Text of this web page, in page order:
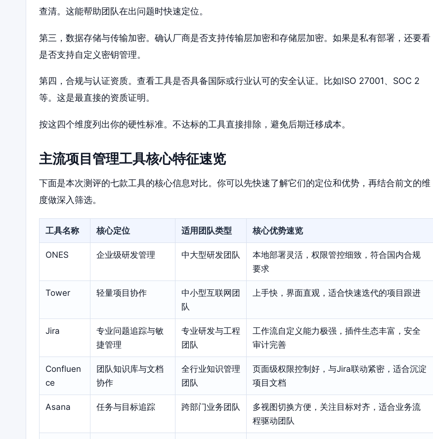
查清。这能帮助团队在出问题时快速定位。
第三，数据存储与传输加密。确认厂商是否支持传输层加密和存储层加密。如果是私有部署，还要看
是否支持自定义密钥管理。
第四，合规与认证资质。查看工具是否具备国际或行业认可的安全认证。比如ISO 27001、SOC 2
等。这是最直接的资质证明。
按这四个维度列出你的硬性标准。不达标的工具直接排除，避免后期迁移成本。
主流项目管理工具核心特征速览
下面是本次测评的七款工具的核心信息对比。你可以先快速了解它们的定位和优势，再结合前文的维
度做深入筛选。
工具名称 核心定位 适用团队类型 核心优势速览
ONES 企业级研发管理 中大型研发团队
本地部署灵活，权限管控细致，符合国内合规
要求
Tower 轻量项目协作
中小型互联网团
队
上手快，界面直观，适合快速迭代的项目跟进
Jira
专业问题追踪与敏
捷管理
专业研发与工程
团队
工作流自定义能力极强，插件生态丰富，安全
审计完善
Confluen
ce
团队知识库与文档
协作
全行业知识管理
团队
页面级权限控制好，与Jira联动紧密，适合沉淀
项目文档
Asana 任务与目标追踪 跨部门业务团队
多视图切换方便，关注目标对齐，适合业务流
程驱动团队